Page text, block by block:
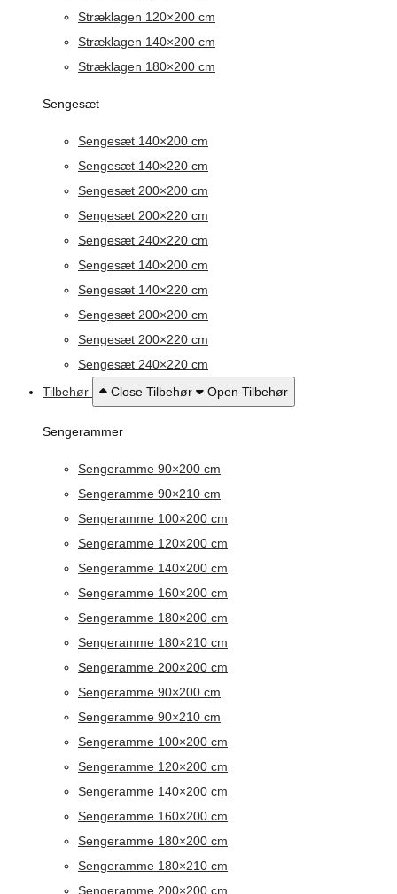
Stræklagen 120×200 cm
Stræklagen 140×200 cm
Stræklagen 180×200 cm
Sengesæt
Sengesæt 140×200 cm
Sengesæt 140×220 cm
Sengesæt 200×200 cm
Sengesæt 200×220 cm
Sengesæt 240×220 cm
Sengesæt 140×200 cm
Sengesæt 140×220 cm
Sengesæt 200×200 cm
Sengesæt 200×220 cm
Sengesæt 240×220 cm
Tilbehør
Close Tilbehør Open Tilbehør
Sengerammer
Sengeramme 90×200 cm
Sengeramme 90×210 cm
Sengeramme 100×200 cm
Sengeramme 120×200 cm
Sengeramme 140×200 cm
Sengeramme 160×200 cm
Sengeramme 180×200 cm
Sengeramme 180×210 cm
Sengeramme 200×200 cm
Sengeramme 90×200 cm
Sengeramme 90×210 cm
Sengeramme 100×200 cm
Sengeramme 120×200 cm
Sengeramme 140×200 cm
Sengeramme 160×200 cm
Sengeramme 180×200 cm
Sengeramme 180×210 cm
Sengeramme 200×200 cm